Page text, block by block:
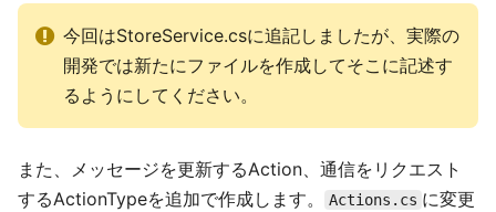
今回はStoreService.csに追記しましたが、実際の
開発では新たにファイルを作成してそこに記述す
るようにしてください。
また、メッセージを更新するAction、通信をリクエスト
するActionTypeを追加で作成します。
Actions.cs に変更